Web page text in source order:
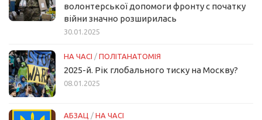
волонтерської допомоги фронту с початку
війни значно розширилась
30.01.2025
НА ЧАСІ / ПОЛІТАНАТОМІЯ
2025-й. Рік глобального тиску на Москву?
08.01.2025
АБЗАЦ / НА ЧАСІ